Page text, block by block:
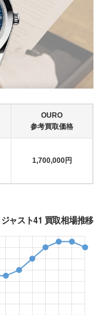
OURO
参考買取価格
1,700,000円